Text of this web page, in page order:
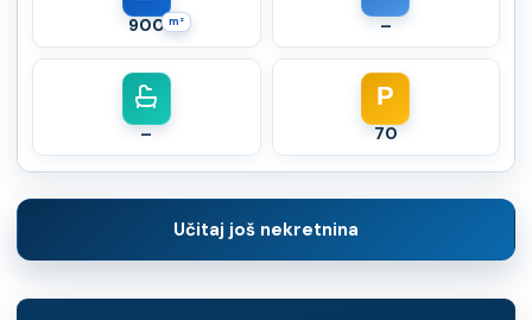
m²
900 –
–
P
70
Učitaj još nekretnina